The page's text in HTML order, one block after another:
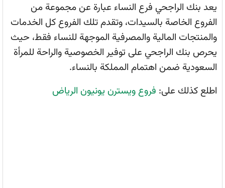
يعد بنك الراجحي فرع النساء عبارة عن مجموعة من
الفروع الخاصة بالسيدات، وتقدم تلك الفروع كل الخدمات
والمنتجات المالية والمصرفية الموجهة للنساء فقط، حيث
يحرص بنك الراجحي على توفير الخصوصية والراحة للمرأة
السعودية ضمن اهتمام المملكة بالنساء.
اطلع كذلك على: فروع ويسترن يونيون الرياض